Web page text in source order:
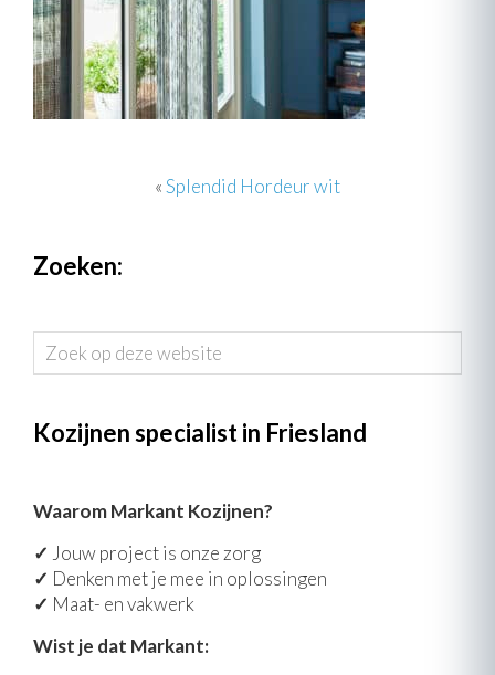
«Splendid Hordeur wit
Zoeken:
Zoek
op
website
Kozijnen specialist in Friesland
Waarom Markant Kozijnen?
✓ Jouw project is onze zorg
✓ Denken met je mee in oplossingen
✓ Maat- en vakwerk
Wist je dat Markant: